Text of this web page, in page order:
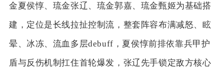
金夏侯惇、琉金张辽、琉金郭嘉、琉金甄姬为基础搭
建，定位是长线拉扯控制流，整套阵容布满减怒、眩
晕、冰冻、流血多层debuff，夏侯惇前排依靠兵甲护
盾与反伤机制扛住首轮爆发，张辽先手锁定敌方核心